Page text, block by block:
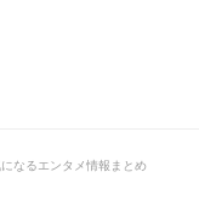
なるエンタメ情報まとめ